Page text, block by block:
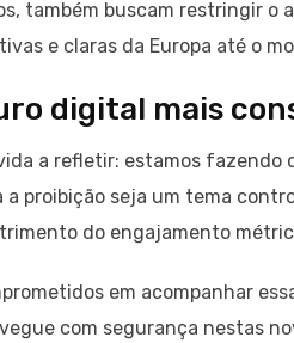
também buscam restringir o
e claras da Europa até o
digital mais
a refletir: estamos fazendo
proibição seja um tema
do engajamento
em acompanhar
com segurança nestas